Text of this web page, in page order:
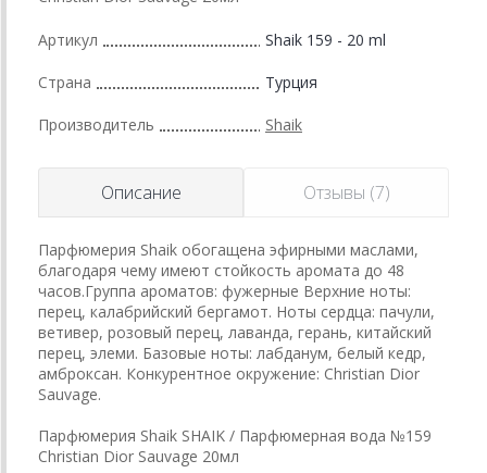
Артикул Shaik 159 - 20 ml
Страна Турция
Производитель Shaik
Описание Отзывы (7)
Парфюмерия Shaik обогащена эфирными маслами,
благодаря чему имеют стойкость аромата до 48
часов.Группа ароматов: фужерные Верхние ноты:
перец, калабрийский бергамот. Ноты сердца: пачули,
ветивер, розовый перец, лаванда, герань, китайский
перец, элеми. Базовые ноты: лабданум, белый кедр,
амброксан. Конкурентное окружение: Christian Dior
Sauvage.
Парфюмерия Shaik SHAIK / Парфюмерная вода №159
Christian Dior Sauvage 20мл